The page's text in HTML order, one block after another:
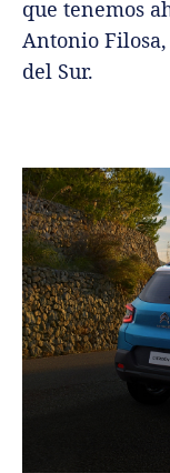
que tenemos
Antonio
del Sur.